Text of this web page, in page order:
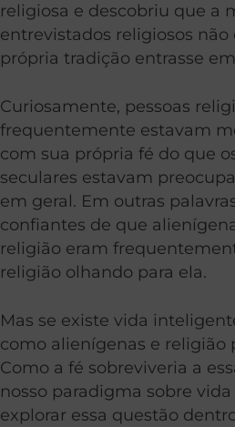
religiosa e descobriu que a
entrevistados religiosos não
própria tradição entrasse
Curiosamente, pessoas
frequentemente estavam
com sua própria fé do que
seculares estavam
em geral. Em outras
confiantes de que
religião eram
religião olhando para ela.
Mas se existe vida
como alienígenas e religião
Como a fé sobreviveria a
nosso paradigma sobre
explorar essa questão